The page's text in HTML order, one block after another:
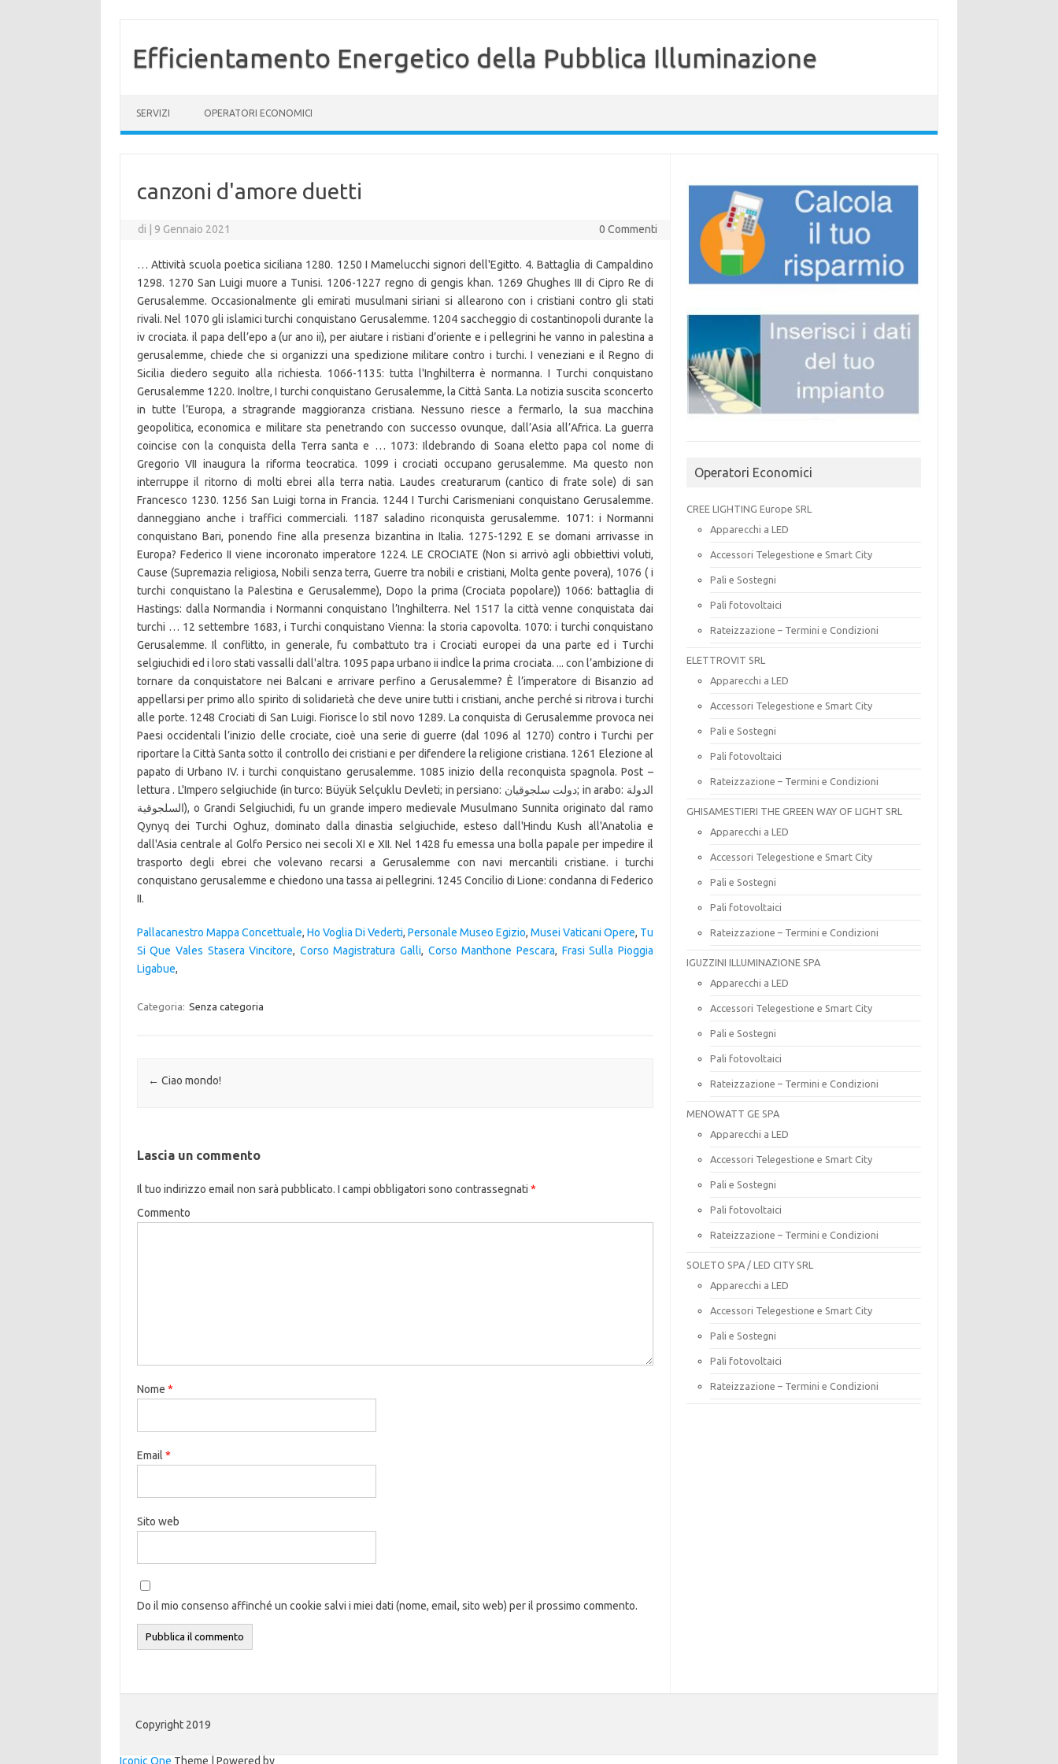
Efficientamento Energetico della Pubblica Illuminazione
SERVIZI OPERATORI ECONOMICI
canzoni d'amore duetti
di 9 Gennaio 2021 0 Commenti
… Attività scuola poetica siciliana 1280. 1250 I Mamelucchi signori dell'Egitto. 4. Battaglia di Campaldino
1298. 1270 San Luigi muore a Tunisi. 1206-1227 regno di gengis khan. 1269 Ghughes III di Cipro Re di
Gerusalemme. Occasionalmente gli emirati musulmani siriani si allearono con i cristiani contro gli stati
rivali. Nel 1070 gli islamici turchi conquistano Gerusalemme. 1204 saccheggio di costantinopoli durante la
iv crociata. il papa dell’epo a (ur ano ii), per aiutare i ristiani d’oriente e i pellegrini he vanno in palestina a
gerusalemme, chiede che si organizzi una spedizione militare contro i turchi. I veneziani e il Regno di
Sicilia diedero seguito alla richiesta. 1066-1135: tutta l'Inghilterra è normanna. I Turchi conquistano
Gerusalemme 1220. Inoltre, I turchi conquistano Gerusalemme, la Città Santa. La notizia suscita sconcerto
in tutte l’Europa, a stragrande maggioranza cristiana. Nessuno riesce a fermarlo, la sua macchina
geopolitica, economica e militare sta penetrando con successo ovunque, dall’Asia all’Africa. La guerra
coincise con la conquista della Terra santa e … 1073: Ildebrando di Soana eletto papa col nome di
Gregorio VII inaugura la riforma teocratica. 1099 i crociati occupano gerusalemme. Ma questo non
interruppe il ritorno di molti ebrei alla terra natia. Laudes creaturarum (cantico di frate sole) di san
Francesco 1230. 1256 San Luigi torna in Francia. 1244 I Turchi Carismeniani conquistano Gerusalemme.
danneggiano anche i traffici commerciali. 1187 saladino riconquista gerusalemme. 1071: i Normanni
conquistano Bari, ponendo fine alla presenza bizantina in Italia. 1275-1292 E se domani arrivasse in
Europa? Federico II viene incoronato imperatore 1224. LE CROCIATE (Non si arrivò agli obbiettivi voluti,
Cause (Supremazia religiosa, Nobili senza terra, Guerre tra nobili e cristiani, Molta gente povera), 1076 ( i
turchi conquistano la Palestina e Gerusalemme), Dopo la prima (Crociata popolare)) 1066: battaglia di
Hastings: dalla Normandia i Normanni conquistano l’Inghilterra. Nel 1517 la città venne conquistata dai
turchi … 12 settembre 1683, i Turchi conquistano Vienna: la storia capovolta. 1070: i turchi conquistano
Gerusalemme. Il conflitto, in generale, fu combattuto tra i Crociati europei da una parte ed i Turchi
selgiuchidi ed i loro stati vassalli dall'altra. 1095 papa urbano ii indÌce la prima crociata. ... con l’ambizione di
tornare da conquistatore nei Balcani e arrivare perfino a Gerusalemme? È l’imperatore di Bisanzio ad
appellarsi per primo allo spirito di solidarietà che deve unire tutti i cristiani, anche perché si ritrova i turchi
alle porte. 1248 Crociati di San Luigi. Fiorisce lo stil novo 1289. La conquista di Gerusalemme provoca nei
Paesi occidentali l’inizio delle crociate, cioè una serie di guerre (dal 1096 al 1270) contro i Turchi per
riportare la Città Santa sotto il controllo dei cristiani e per difendere la religione cristiana. 1261 Elezione al
papato di Urbano IV. i turchi conquistano gerusalemme. 1085 inizio della reconquista spagnola. Post –
lettura . L'Impero selgiuchide (in turco: Büyük Selçuklu Devleti; in persiano: دولت سلجوقیان; in arabo: الدولة
السلجوقية), o Grandi Selgiuchidi, fu un grande impero medievale Musulmano Sunnita originato dal ramo
Qynyq dei Turchi Oghuz, dominato dalla dinastia selgiuchide, esteso dall'Hindu Kush all'Anatolia e
dall'Asia centrale al Golfo Persico nei secoli XI e XII. Nel 1428 fu emessa una bolla papale per impedire il
trasporto degli ebrei che volevano recarsi a Gerusalemme con navi mercantili cristiane. i turchi
conquistano gerusalemme e chiedono una tassa ai pellegrini. 1245 Concilio di Lione: condanna di Federico
II.
Pallacanestro Mappa Concettuale, Ho Voglia Di Vederti, Personale Museo Egizio, Musei Vaticani Opere, Tu
Si Que Vales Stasera Vincitore, Corso Magistratura Galli, Corso Manthone Pescara, Frasi Sulla Pioggia
Ligabue,
Categoria: Senza categoria
Navigazione articolo
← Ciao mondo!
Lascia un commento
Il tuo indirizzo email non sarà pubblicato. I campi obbligatori sono contrassegnati *
Commento
Nome *
Email *
Sito web
Do il mio consenso affinché un cookie salvi i miei dati (nome, email, sito web) per il prossimo commento.
Operatori Economici
CREE LIGHTING Europe SRL
Apparecchi a LED
Accessori Telegestione e Smart City
Pali e Sostegni
Pali fotovoltaici
Rateizzazione – Termini e Condizioni
ELETTROVIT SRL
Apparecchi a LED
Accessori Telegestione e Smart City
Pali e Sostegni
Pali fotovoltaici
Rateizzazione – Termini e Condizioni
GHISAMESTIERI THE GREEN WAY OF LIGHT SRL
Apparecchi a LED
Accessori Telegestione e Smart City
Pali e Sostegni
Pali fotovoltaici
Rateizzazione – Termini e Condizioni
IGUZZINI ILLUMINAZIONE SPA
Apparecchi a LED
Accessori Telegestione e Smart City
Pali e Sostegni
Pali fotovoltaici
Rateizzazione – Termini e Condizioni
MENOWATT GE SPA
Apparecchi a LED
Accessori Telegestione e Smart City
Pali e Sostegni
Pali fotovoltaici
Rateizzazione – Termini e Condizioni
SOLETO SPA / LED CITY SRL
Apparecchi a LED
Accessori Telegestione e Smart City
Pali e Sostegni
Pali fotovoltaici
Rateizzazione – Termini e Condizioni
Copyright 2019
Iconic One Theme | Powered by